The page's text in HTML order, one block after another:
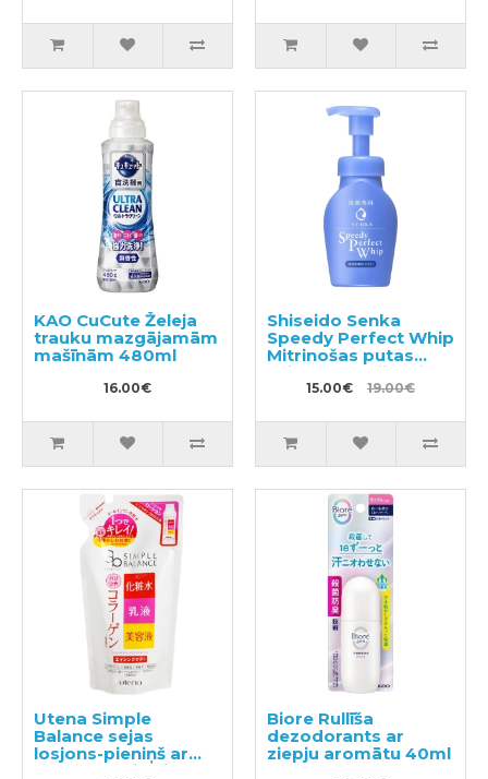
KAO CuCute Želeja
trauku mazgājamām
mašīnām 480ml
16.00€
Shiseido Senka
Speedy Perfect Whip
Mitrinošas putas
sejas mazgāšanai ar
hialuronskābi 150ml
15.00€ 19.00€
Utena Simple
Balance sejas
losjons-pieniņš ar
kolagēnu pildviela
Biore Rullīša
dezodorants ar
ziepju aromātu 40ml